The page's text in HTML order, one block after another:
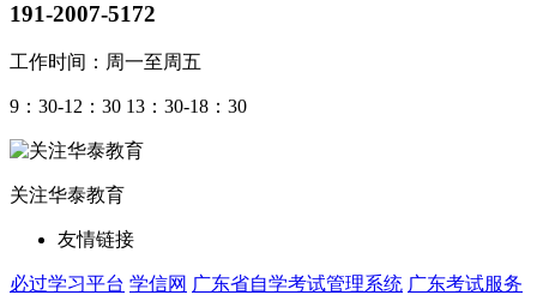
191-2007-5172
工作时间：周一至周五
9：30-12：30 13：30-18：30
关注华泰教育
友情链接
必过学习平台 学信网 广东省自学考试管理系统 广东考试服务